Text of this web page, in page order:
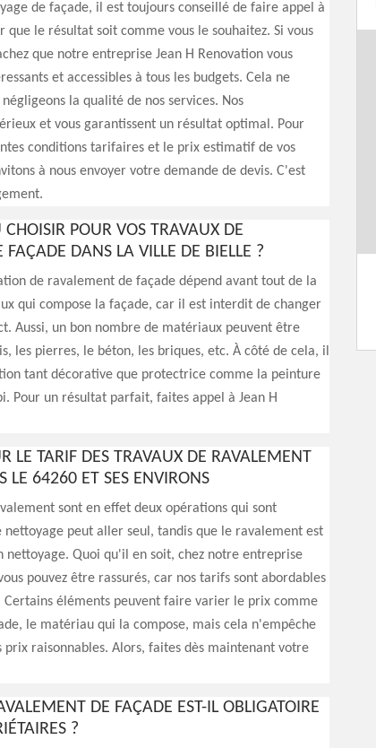
de façade, il est toujours conseillé de faire appel à
que le résultat soit comme vous le souhaitez. Si vous
que notre entreprise Jean H Renovation vous
et accessibles à tous les budgets. Cela ne
la qualité de nos services. Nos
et vous garantissent un résultat optimal. Pour
conditions tarifaires et le prix estimatif de vos
à nous envoyer votre demande de devis. C'est
POUR VOS TRAVAUX DE
FAÇADE DANS LA VILLE DE BIELLE ?
de ravalement de façade dépend avant tout de la
qui compose la façade, car il est interdit de changer
Aussi, un bon nombre de matériaux peuvent être
les pierres, le béton, les briques, etc. À côté de cela, il
tant décorative que protectrice comme la peinture
Pour un résultat parfait, faites appel à Jean H
LE TARIF DES TRAVAUX DE RAVALEMENT
LE 64260 ET SES ENVIRONS
sont en effet deux opérations qui sont
nettoyage peut aller seul, tandis que le ravalement est
nettoyage. Quoi qu'il en soit, chez notre entreprise
pouvez être rassurés, car nos tarifs sont abordables
Certains éléments peuvent faire varier le prix comme
le matériau qui la compose, mais cela n'empêche
prix raisonnables. Alors, faites dès maintenant votre
DE FAÇADE EST-IL OBLIGATOIRE
?